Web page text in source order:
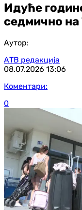
Идуће
седмично
Аутор:
АТВ редакција
08.07.2026 13:06
Коментари:
0